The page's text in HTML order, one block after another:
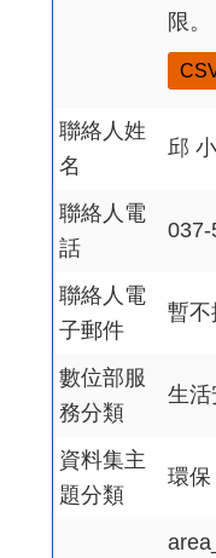
限。
聯絡人姓
名
邱
聯絡人電
話
037-
聯絡人電
子郵件
暫不
數位部服
務分類
生活
資料集主
題分類
環保